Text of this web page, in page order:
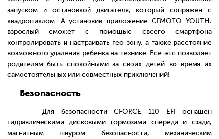
запуском и остановкой двигателя, который сопряжен с
квадроциклом. А установив приложение CFMOTO YOUTH,
взрослый сможет с помощью своего смартфона
контролировать и настраивать гео-зону, а также расстояние
возможного удаления ребенка на технике. Все это позволяет
родителям быть спокойными за своих детей во время их
самостоятельных или совместных приключений!
Безопасность
Для безопасности CFORCE 110 EFI оснащен
гидравлическими дисковыми тормозами спереди и сзади,
магнитным шнуром безопасности, механическим